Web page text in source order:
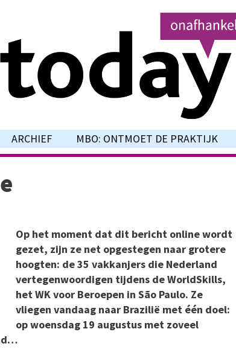
ARCHIEF MBO: ONTMOET DE PRAKTIJK
Op het moment dat dit bericht online wordt
gezet, zijn ze net opgestegen naar grotere
hoogten: de 35 vakkanjers die Nederland
vertegenwoordigen tijdens de WorldSkills,
het WK voor Beroepen in São Paulo. Ze
vliegen vandaag naar Brazilië met één doel:
op woensdag 19 augustus met zoveel